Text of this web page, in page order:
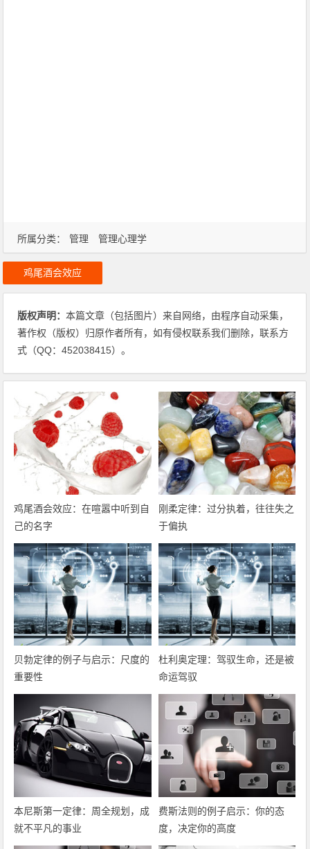
所属分类： 管理 管理心理学
鸡尾酒会效应
版权声明：本篇文章（包括图片）来自网络，由程序自动采集，
著作权（版权）归原作者所有，如有侵权联系我们删除，联系方
式（QQ：452038415）。
鸡尾酒会效应：在喧嚣中听到自
己的名字
刚柔定律：过分执着，往往失之
于偏执
贝勃定律的例子与启示：尺度的
重要性
杜利奥定理：驾驭生命，还是被
命运驾驭
本尼斯第一定律：周全规划，成
就不平凡的事业
费斯法则的例子启示：你的态
度，决定你的高度